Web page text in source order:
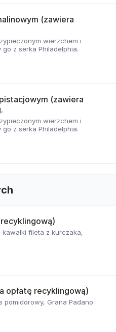
(zawiera
wierzchem i
go z serka Philadelphia.
(zawiera
wierzchem i
go z serka Philadelphia.
fileta z kurczaka,
opłatę recyklingową)
pomidorowy, Grana Padano